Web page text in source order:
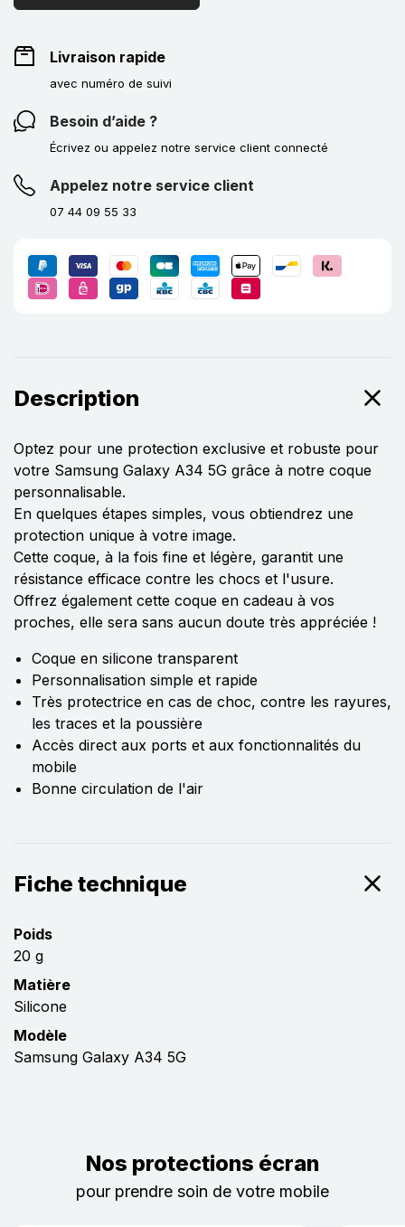
Livraison rapide
avec numéro de suivi
Besoin d’aide ?
Écrivez ou appelez notre service client connecté
Appelez notre service client
07 44 09 55 33
Description
Optez pour une protection exclusive et robuste pour
votre Samsung Galaxy A34 5G grâce à notre coque
personnalisable.
En quelques étapes simples, vous obtiendrez une
protection unique à votre image.
Cette coque, à la fois fine et légère, garantit une
résistance efficace contre les chocs et l'usure.
Offrez également cette coque en cadeau à vos
proches, elle sera sans aucun doute très appréciée !
Coque en silicone transparent
Personnalisation simple et rapide
Très protectrice en cas de choc, contre les rayures,
les traces et la poussière
Accès direct aux ports et aux fonctionnalités du
mobile
Bonne circulation de l'air
Fiche technique
Poids
20 g
Matière
Silicone
Modèle
Samsung Galaxy A34 5G
Nos protections écran
pour prendre soin de votre mobile